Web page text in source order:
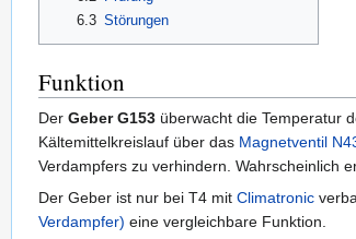
6.3 Störungen
Funktion
Der Geber G153 überwacht die Temperatur
Kältemittelkreislauf über das Magnetventil
Verdampfers zu verhindern. Wahrscheinlich
Der Geber ist nur bei T4 mit Climatronic
Verdampfer) eine vergleichbare Funktion.